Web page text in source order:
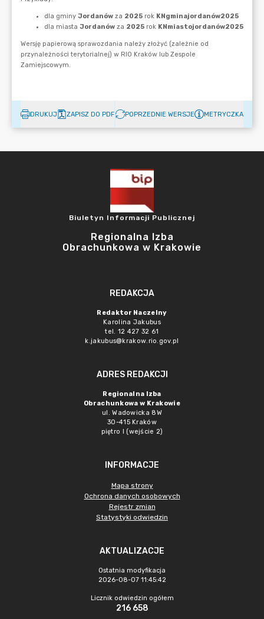
DRUKUJ ZAPISZ DO PDF POPRZEDNIE WERSJE METRYCZKA
Biuletyn Informacji Publicznej
Regionalna Izba
Obrachunkowa w Krakowie
REDAKCJA
Redaktor Naczelny
Karolina Jakubus
tel. 12 427 32 61
k.jakubus@krakow.rio.gov.pl
ADRES REDAKCJI
Regionalna Izba
Obrachunkowa w Krakowie
ul. Wadowicka 8W
30-415 Kraków
piętro I (wejście 2)
INFORMACJE
Mapa strony
Ochrona danych osobowych
Rejestr zmian
Statystyki odwiedzin
AKTUALIZACJE
Ostatnia modyfikacja
2026-08-07 11:45:42
Licznik odwiedzin ogółem
216 658